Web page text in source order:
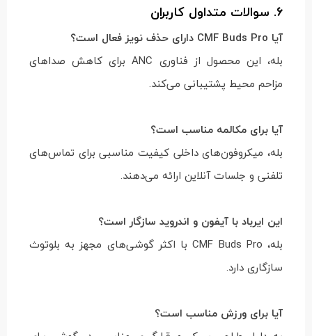
6. سوالات متداول کاربران
آیا CMF Buds Pro دارای حذف نویز فعال است؟
بله، این محصول از فناوری ANC برای کاهش صداهای
مزاحم محیط پشتیبانی می‌کند.
آیا برای مکالمه مناسب است؟
بله، میکروفون‌های داخلی کیفیت مناسبی برای تماس‌های
تلفنی و جلسات آنلاین ارائه می‌دهند.
این ایرباد با آیفون و اندروید سازگار است؟
بله، CMF Buds Pro با اکثر گوشی‌های مجهز به بلوتوث
سازگاری دارد.
آیا برای ورزش مناسب است؟